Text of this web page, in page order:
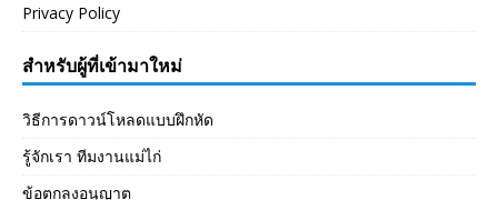
Privacy Policy
สำหรับผู้ที่เข้ามาใหม่
วิธีการดาวน์โหลดแบบฝึกหัด
รู้จักเรา ทีมงานแม่ไก่
ข้อตกลงอนุญาต